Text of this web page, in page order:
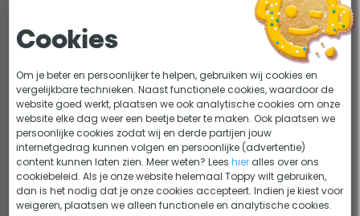
super bbq, makkelijk monteer baar, prijs kwaliteit is top. ik hoop dat
Meer
Cookies
Om je beter en persoonlijker te helpen, gebruiken wij cookies en
vergelijkbare technieken. Naast functionele cookies, waardoor de
website goed werkt, plaatsen we ook analytische cookies om onze
website elke dag weer een beetje beter te maken. Ook plaatsen we
persoonlijke cookies zodat wij en derde partijen jouw
internetgedrag kunnen volgen en persoonlijke (advertentie)
content kunnen laten zien. Meer weten? Leeshier alles over ons
cookiebeleid. Als je onze website helemaal Toppy wilt gebruiken,
dan is het nodig dat je onze cookies accepteert. Indien je kiest voor
weigeren, plaatsen we alleen functionele en analytische cookies.